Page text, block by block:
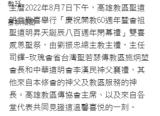
教廷
募款相關
主曆2022年8月7日下午，高雄教區聖道
明堂歡喜舉行「慶祝開教60週年暨會祖
聖道明昇天誕辰八百週年閉幕禮」雙喜
感恩聖祭，由劉振忠總主教主禮，主任
司鐸-玫瑰會省台灣聖若瑟傳教區施炯堃
會長和中華道明會李漢民神父襄禮，其
他來自本修會的神父及教區服務的神
長。高雄教區傳協會主席、以及來自各
堂代表共同見證這溫馨喜悅的一刻。